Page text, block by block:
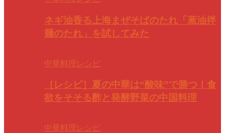
ネギ油香る上海まぜそばのたれ「葱油拌
麺のたれ」を試してみた
中華料理レシピ
［レシピ］夏の中華は“酸味”で勝つ！食
欲をそそる酢と発酵野菜の中国料理
中華料理レシピ